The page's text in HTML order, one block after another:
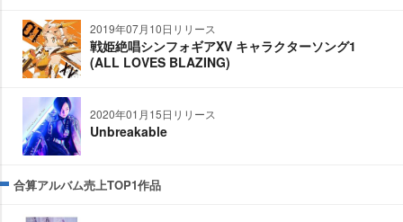
2019年07月10日リリース
戦姫絶唱シンフォギアXV キャラクターソング1
(ALL LOVES BLAZING)
2020年01月15日リリース
Unbreakable
合算アルバム売上TOP1作品